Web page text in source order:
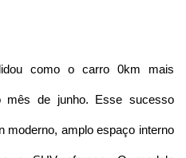
como o carro 0km mais
mês de junho. Esse sucesso
moderno, amplo espaço interno